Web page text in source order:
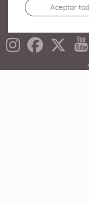
Aceptar